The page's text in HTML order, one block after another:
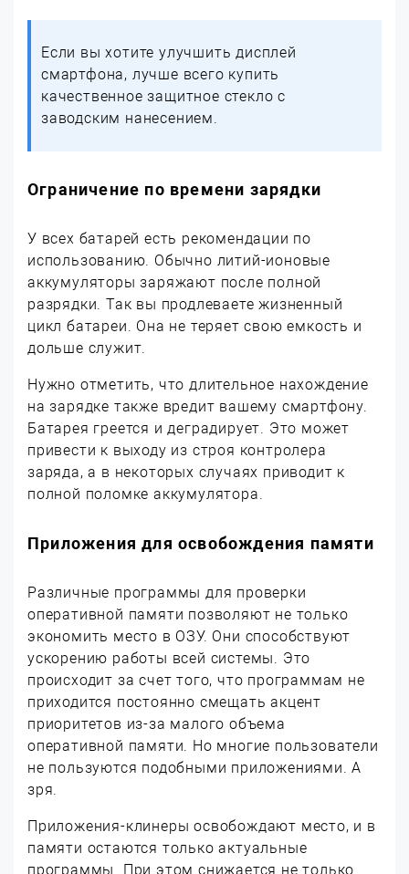
Если вы хотите улучшить дисплей
смартфона, лучше всего купить
качественное защитное стекло с
заводским нанесением.
Ограничение по времени зарядки
У всех батарей есть рекомендации по
использованию. Обычно литий-ионовые
аккумуляторы заряжают после полной
разрядки. Так вы продлеваете жизненный
цикл батареи. Она не теряет свою емкость и
дольше служит.
Нужно отметить, что длительное нахождение
на зарядке также вредит вашему смартфону.
Батарея греется и деградирует. Это может
привести к выходу из строя контролера
заряда, а в некоторых случаях приводит к
полной поломке аккумулятора.
Приложения для освобождения памяти
Различные программы для проверки
оперативной памяти позволяют не только
экономить место в ОЗУ. Они способствуют
ускорению работы всей системы. Это
происходит за счет того, что программам не
приходится постоянно смещать акцент
приоритетов из-за малого объема
оперативной памяти. Но многие пользователи
не пользуются подобными приложениями. А
зря.
Приложения-клинеры освобождают место, и в
памяти остаются только актуальные
программы. При этом снижается не только